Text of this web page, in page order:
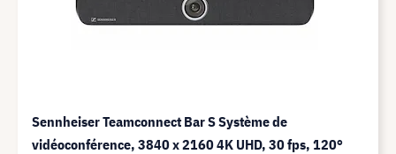
Sennheiser Teamconnect Bar S Système de
vidéoconférence, 3840 x 2160 4K UHD, 30 fps, 120°